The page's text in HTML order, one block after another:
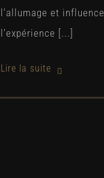
l'allumage et influence
l'expérience [...]